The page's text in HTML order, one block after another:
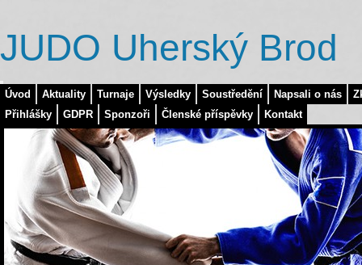
Úvod Aktuality Turnaje Výsledky Soustředění Napsali o nás
Přihlášky
GDPR Sponzoři Členské příspěvky Kontakt
JUDO Uherský Brod